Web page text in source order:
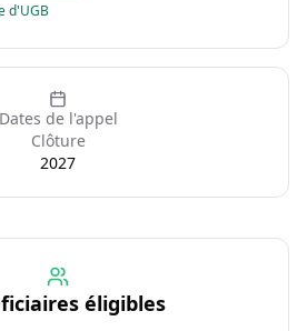
d'UGB
Dates de l'appel
Clôture
2027
éligibles